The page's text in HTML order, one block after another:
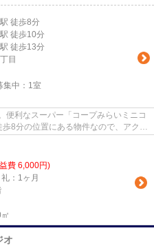
駅 徒歩8分
駅 徒歩10分
駅 徒歩13分
目
中： 1室
便利なスーパー「コープみらいミニコ
8分の位置にある物件なので、アクセ
費 6,000円)
：1ヶ月